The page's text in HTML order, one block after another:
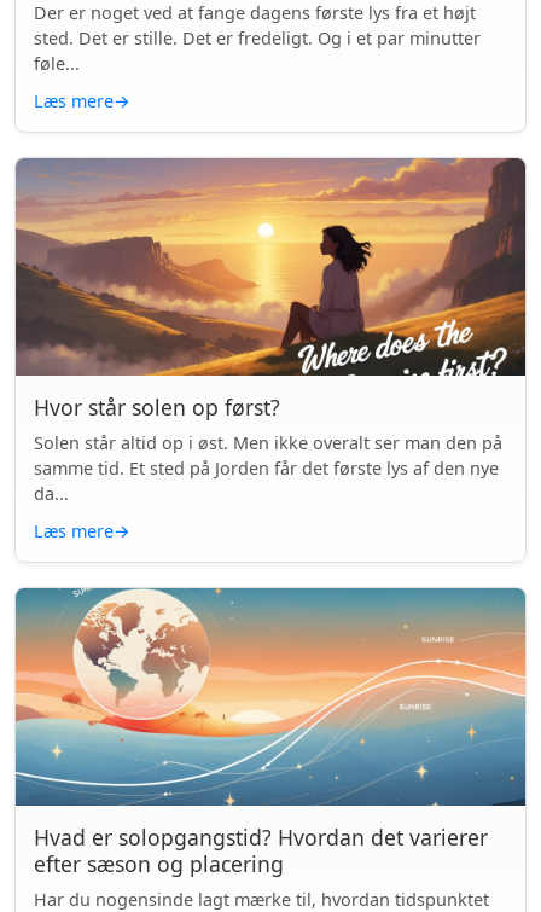
Der er noget ved at fange dagens første lys fra et højt
sted. Det er stille. Det er fredeligt. Og i et par minutter
føle...
Læs mere→
Hvor står solen op først?
Solen står altid op i øst. Men ikke overalt ser man den på
samme tid. Et sted på Jorden får det første lys af den nye
da...
Læs mere→
Hvad er solopgangstid? Hvordan det varierer
efter sæson og placering
Har du nogensinde lagt mærke til, hvordan tidspunktet